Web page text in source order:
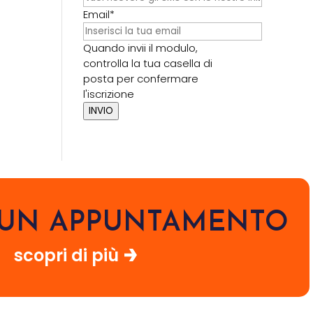
Email*
Quando invii il modulo,
controlla la tua casella di
posta per confermare
l'iscrizione
INVIO
APPUNTAMENTO
scopri di più